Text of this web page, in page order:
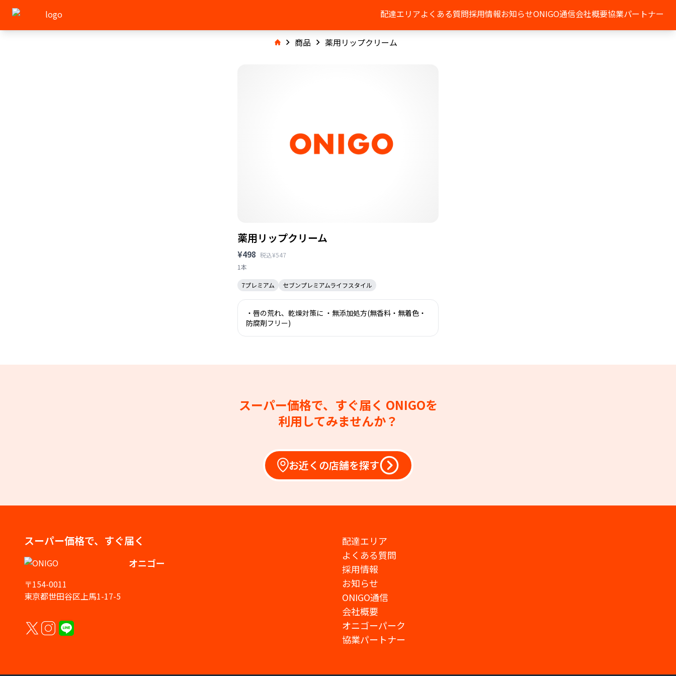
配達エリアよくある質問採用情報お知らせONIGO通信会社概要協業パートナー
商品 薬用リップクリーム
薬用リップクリーム
¥498 税込¥547
1本
7プレミアム セブンプレミアムライフスタイル
・唇の荒れ、乾燥対策に ・無添加処方(無香料・無着色・
防腐剤フリー)
スーパー価格で、すぐ届く ONIGOを
利用してみませんか？
お近くの店舗を探す
スーパー価格で、すぐ届く
オニゴー
〒154-0011
東京都世田谷区上馬1-17-5
配達エリア
よくある質問
採用情報
お知らせ
ONIGO通信
会社概要
オニゴーパーク
協業パートナー